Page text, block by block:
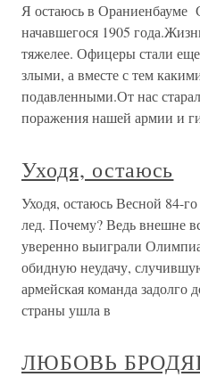
Я остаюсь в Ораниенбауме
начавшегося 1905
тяжелее. Офицеры стали
злыми, а вместе с тем
подавленными.От нас
поражения нашей армии и
Уходя, остаюсь
Уходя, остаюсь Весной 84-
лед. Почему? Ведь внешне
уверенно выиграли
обидную неудачу,
армейская команда
страны ушла в
ЛЮБОВЬ